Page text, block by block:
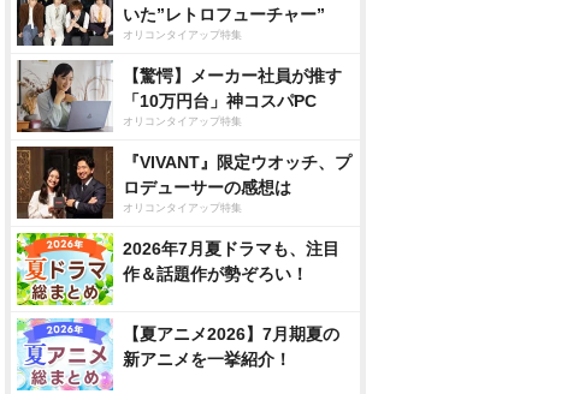
いた”レトロフューチャー”
オリコンタイアップ特集
【驚愕】メーカー社員が推す
「10万円台」神コスパPC
オリコンタイアップ特集
『VIVANT』限定ウオッチ、プ
ロデューサーの感想は
オリコンタイアップ特集
2026年7月夏ドラマも、注目
作＆話題作が勢ぞろい！
【夏アニメ2026】7月期夏の
新アニメを一挙紹介！